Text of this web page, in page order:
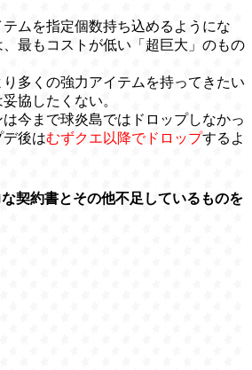
テムを指定個数持ち込めるようにな
最もコストが低い「超巨大」のもの
多くの強力アイテムを持ってきたい
協したくない。
今まで球炎島ではドロップしなかっ
デ後はむずクエ以降でドロップするよ
契約書とその他不足しているものを